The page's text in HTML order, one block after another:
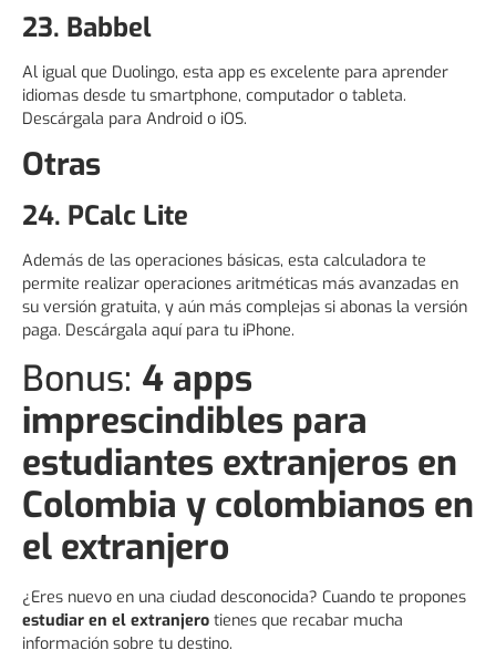
23. Babbel
Al igual que Duolingo, esta app es excelente para aprender
idiomas desde tu smartphone, computador o tableta.
Descárgala para Android o iOS.
Otras
24. PCalc Lite
Además de las operaciones básicas, esta calculadora te
permite realizar operaciones aritméticas más avanzadas en
su versión gratuita, y aún más complejas si abonas la versión
paga. Descárgala aquí para tu iPhone.
Bonus: 4 apps
imprescindibles para
estudiantes extranjeros en
Colombia y colombianos en
el extranjero
¿Eres nuevo en una ciudad desconocida? Cuando te propones
estudiar en el extranjero tienes que recabar mucha
información sobre tu destino.